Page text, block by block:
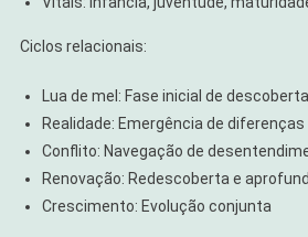
Ciclos relacionais:
Lua de mel: Fase inicial de
Realidade: Emergência de
Conflito: Navegação de
Renovação: Redescoberta e
Crescimento: Evolução conjunta